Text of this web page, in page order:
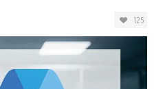
125